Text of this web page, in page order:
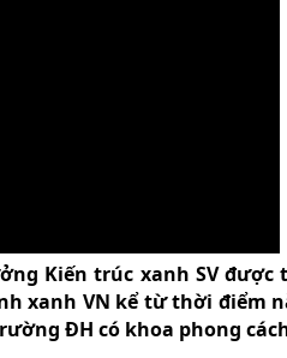
Kiến trúc xanh SV
xanh VN kể từ thời điểm
ĐH có khoa phong